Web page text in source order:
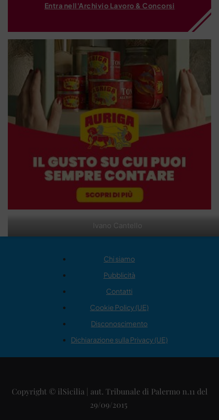
Ivano Cantello
Entra nell'Archivio Lavoro & Concorsi
Chi siamo
Pubblicità
Contatti
Cookie Policy (UE)
Disconoscimento
Dichiarazione sulla Privacy (UE)
Copyright © ilSicilia | aut. Tribunale di Palermo n.11 del
29/09/2015